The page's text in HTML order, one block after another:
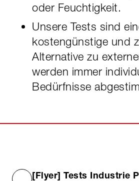
oder Feuchtigkeit.
Unsere Tests sind
kostengünstige und
Alternative zu
werden immer
Bedürfnisse
[Flyer] Tests Industrie